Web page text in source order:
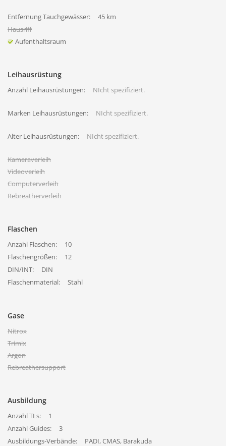
Entfernung Tauchgewässer:
45 km
Hausriff
Aufenthaltsraum
Leihausrüstung
Anzahl Leihausrüstungen: NIcht spezifiziert.
Marken Leihausrüstungen: NIcht spezifiziert.
Alter Leihausrüstungen: NIcht spezifiziert.
Kameraverleih
Videoverleih
Computerverleih
Rebreatherverleih
Flaschen
Anzahl Flaschen:
10
Flaschengrößen:
12
DIN/INT:
DIN
Flaschenmaterial:
Stahl
Gase
Nitrox
Trimix
Argon
Rebreathersupport
Ausbildung
Anzahl TLs:
1
Anzahl Guides:
3
Ausbildungs-Verbände:
PADI, CMAS, Barakuda